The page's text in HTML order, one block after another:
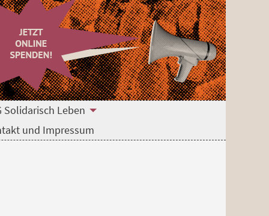
Solidarisch Leben
und Impressum